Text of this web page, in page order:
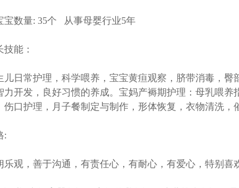
宝数量: 35个 从事母婴行业5年
技能：
儿日常护理，科学喂养，宝宝黄疸观察，脐带消毒，
力开发，良好习惯的养成。宝妈产褥期护理：母乳喂
伤口护理，月子餐制定与制作，形体恢复，衣物清洗，
:
乐观，善于沟通，有责任心，有耐心，有爱心，特别